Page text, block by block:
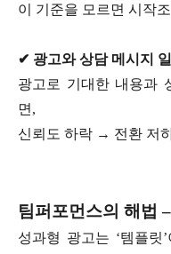
이 기준을 모르면 시작
✔ 광고와 상담 메시지
광고로 기대한 내용과
면,
신뢰도 하락 → 전환 저
팀퍼포먼스의 해법
성과형 광고는 ‘템플릿